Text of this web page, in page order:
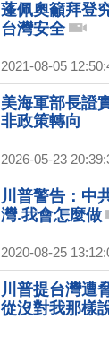
蓬佩奧籲拜登
台灣安全
2021-08-05
美海軍部長證
非政策轉向
2026-05-23
川普警告：中
灣.我會怎麼做
2020-08-25
川普提台灣遭
從沒對我那樣